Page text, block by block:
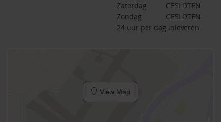
Zaterdag
GESLOTEN
Zondag
GESLOTEN
24 uur per dag inleveren
View Map